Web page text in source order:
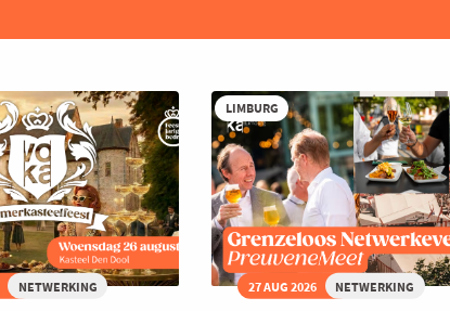
NETWERKING
LIMBURG
27 AUG 2026 NETWERKING